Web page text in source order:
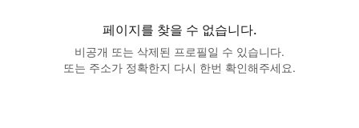
페이지를 찾을 수 없습니다.
비공개 또는 삭제된 프로필일 수 있습니다.
또는 주소가 정확한지 다시 한번 확인해주세요.